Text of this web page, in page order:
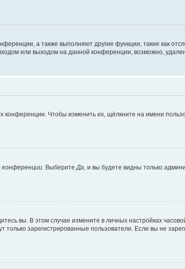
а также выполняют другие функции, такие как
или выходом на данной конференции, возможно,
Чтобы изменить их, щёлкните на имени
конференции . Выберите Да , и вы будете видны только
вы. В этом случае измените в личных настройках
только зарегистрированные пользователи. Если вы не